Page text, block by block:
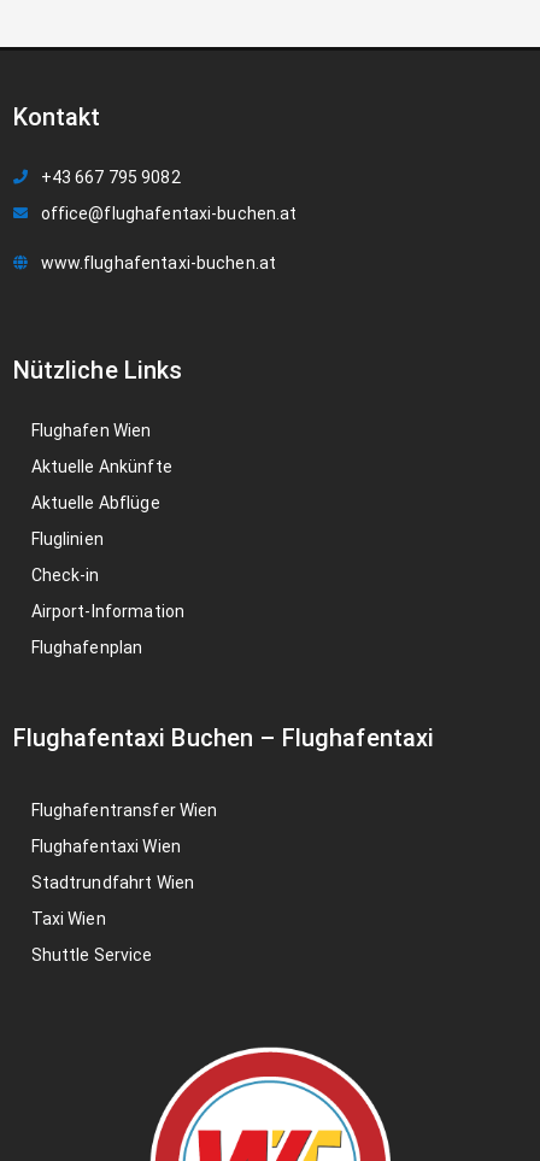
Kontakt
+43 667 795 9082
office@flughafentaxi-buchen.at
www.flughafentaxi-buchen.at
Nützliche Links
Flughafen Wien
Aktuelle Ankünfte
Aktuelle Abflüge
Fluglinien
Check-in
Airport-Information
Flughafenplan
Flughafentaxi Buchen – Flughafentaxi
Flughafentransfer Wien
Flughafentaxi Wien
Stadtrundfahrt Wien
Taxi Wien
Shuttle Service